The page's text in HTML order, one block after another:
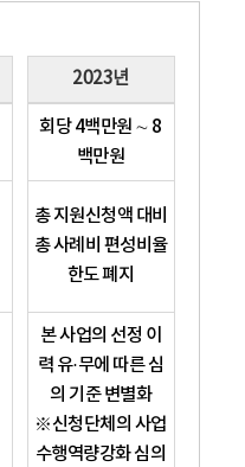
2023년
회당 4백만원 ∼ 8
백만원
총 지원신청액 대비
총 사례비 편성비율
한도 폐지
본 사업의 선정 이
력 유·무에 따른 심
의 기준 변별화
※신청단체의 사업
수행역량강화 심의